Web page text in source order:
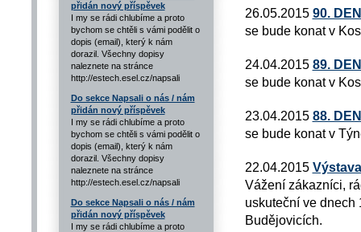
přidán nový příspěvek
I my se rádi chlubíme a proto
bychom se chtěli s vámi podělit o
dopis (email), který k nám
dorazil. Všechny dopisy
naleznete na stránce
http://estech.esel.cz/napsali
Do sekce Napsali o nás / nám
přidán nový příspěvek
I my se rádi chlubíme a proto
bychom se chtěli s vámi podělit o
dopis (email), který k nám
dorazil. Všechny dopisy
naleznete na stránce
http://estech.esel.cz/napsali
Do sekce Napsali o nás / nám
přidán nový příspěvek
I my se rádi chlubíme a proto
26.05.2015 90.
se bude konat v
24.04.2015 89.
se bude konat v
23.04.2015 88.
se bude konat v
22.04.2015
Vážení zákazníci,
uskuteční ve dnech
Budějovicích.